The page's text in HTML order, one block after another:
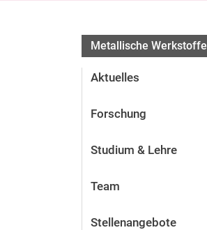
Metallische Werkstoffe
Aktuelles
Forschung
Studium & Lehre
Team
Stellenangebote